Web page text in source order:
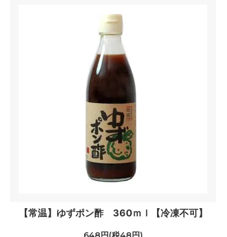
【常温】ゆずポン酢 360ｍｌ【冷凍不可】